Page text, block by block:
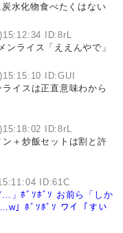
水化物食べたくはない
ID:8rL
ライス「ええんやで」
ID:GUI
イスは正直意味わから
ID:8rL
＋炒飯セットは割と許
ID:61C
…」ﾎﾞｿﾎﾞｿ お前ら「しか
」ﾎﾞｿﾎﾞｿ ワイ「すい